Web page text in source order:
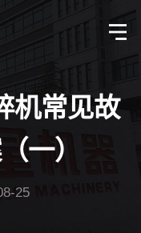
机常见故
一）
25